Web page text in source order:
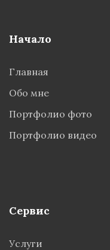
Начало
Главная
Обо мне
Портфолио фото
Портфолио видео
Сервис
Услуги